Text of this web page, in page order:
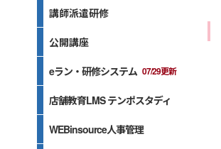
講師派遣研修
公開講座
eラン・研修システム 07/29更新
店舗教育LMS テンポスタディ
WEBinsource人事管理